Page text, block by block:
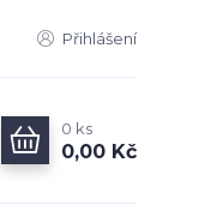
Přihlášení
0 ks
0,00 Kč